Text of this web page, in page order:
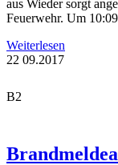
aus Wieder sorgt
Feuerwehr. Um
Weiterlesen
22 09.2017
B2